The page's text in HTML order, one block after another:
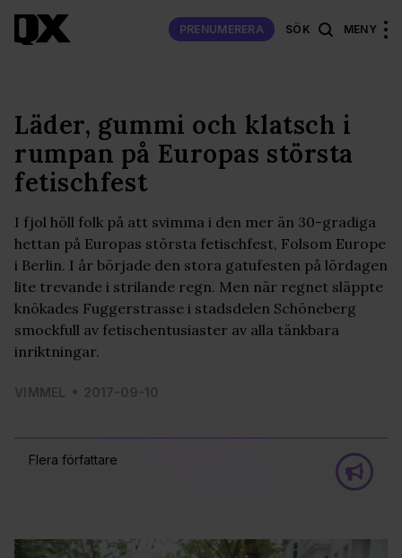
PRENUMERERA SÖK MENY
Flera författare
Läder, gummi och klatsch i
rumpan på Europas största
fetischfest
I fjol höll folk på att svimma i den mer än 30-gradiga
hettan på Europas största fetischfest, Folsom Europe
i Berlin. I år började den stora gatufesten på lördagen
lite trevande i strilande regn. Men när regnet släppte
knökades Fuggerstrasse i stadsdelen Schöneberg
smockfull av fetischentusiaster av alla tänkbara
inriktningar.
VIMMEL 2017-09-10